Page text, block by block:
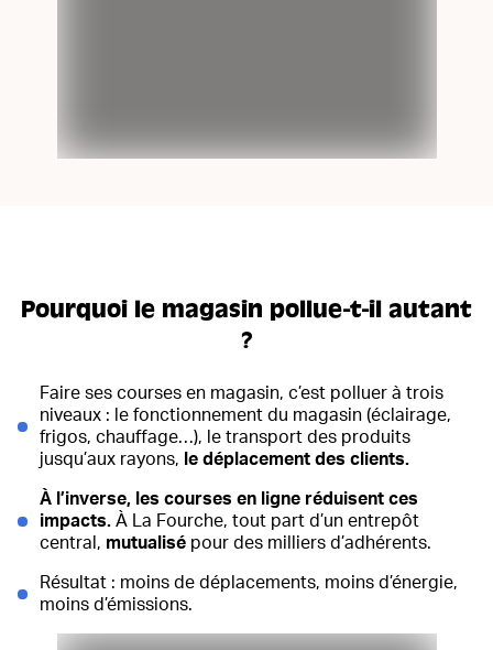
Pourquoi le magasin pollue-t-il autant
?
Faire ses courses en magasin, c’est polluer à trois
niveaux : le fonctionnement du magasin (éclairage,
frigos, chauffage…), le transport des produits
jusqu’aux rayons, le déplacement des clients.
À l’inverse, les courses en ligne réduisent ces
impacts. À La Fourche, tout part d’un entrepôt
central, mutualisé pour des milliers d’adhérents.
Résultat : moins de déplacements, moins d’énergie,
moins d’émissions.